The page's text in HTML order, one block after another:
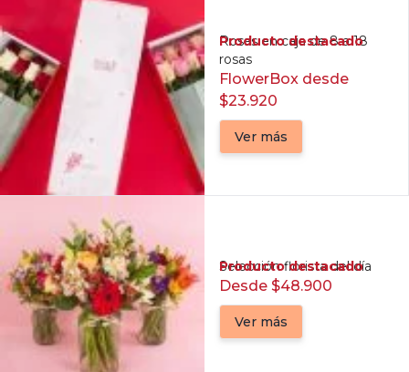
Producto destacado
Rosas en caja de 8 a 18
rosas
FlowerBox desde
$23.920
Ver más
Producto destacado
Selección florista del día
Desde $48.900
Ver más